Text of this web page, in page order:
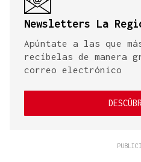
Newsletters La
Apúntate a las que
recíbelas de manera
correo electrónico